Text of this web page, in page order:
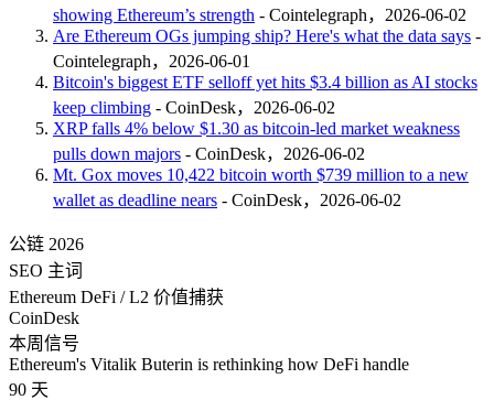
showing Ethereum’s strength - Cointelegraph，2026-06-02
Are Ethereum OGs jumping ship? Here's what the data says -
Cointelegraph，2026-06-01
Bitcoin's biggest ETF selloff yet hits $3.4 billion as AI stocks
keep climbing - CoinDesk，2026-06-02
XRP falls 4% below $1.30 as bitcoin-led market weakness
pulls down majors - CoinDesk，2026-06-02
Mt. Gox moves 10,422 bitcoin worth $739 million to a new
wallet as deadline nears - CoinDesk，2026-06-02
公链 2026
SEO 主词
Ethereum DeFi / L2 价值捕获
CoinDesk
本周信号
Ethereum's Vitalik Buterin is rethinking how DeFi handle
90 天